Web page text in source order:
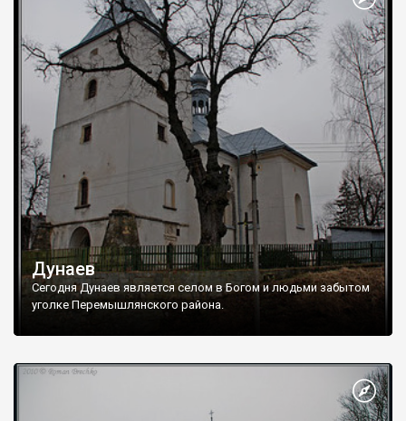
Дунаев
Сегодня Дунаев является селом в Богом и людьми забытом
уголке Перемышлянского района.